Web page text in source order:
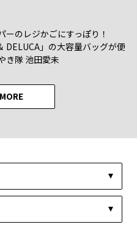
ーのレジかごにすっぽり！
DELUCA」の大容量バッグが便
き隊 池田愛未